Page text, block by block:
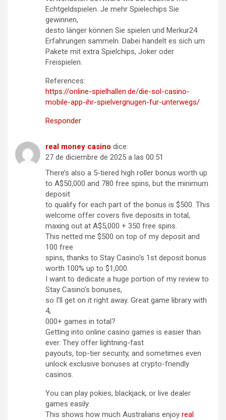
Echtgeldspielen. Je mehr Spielechips Sie
gewinnen,
desto länger können Sie spielen und Merkur24
Erfahrungen sammeln. Dabei handelt es sich um
Pakete mit extra Spielchips, Joker oder
Freispielen.
References:
https://online-spielhallen.de/die-sol-casino-
mobile-app-ihr-spielvergnugen-fur-unterwegs/
Responder
real money casino dice:
27 de diciembre de 2025 a las 00:51
There’s also a 5-tiered high roller bonus worth up
to A$50,000 and 780 free spins, but the minimum
deposit
to qualify for each part of the bonus is $500. This
welcome offer covers five deposits in total,
maxing out at A$5,000 + 350 free spins.
This netted me $500 on top of my deposit and
100 free
spins, thanks to Stay Casino’s 1st deposit bonus
worth 100% up to $1,000.
I want to dedicate a huge portion of my review to
Stay Casino’s bonuses,
so I’ll get on it right away. Great game library with
4,
000+ games in total?
Getting into online casino games is easier than
ever. They offer lightning-fast
payouts, top-tier security, and sometimes even
unlock exclusive bonuses at crypto-friendly
casinos.
You can play pokies, blackjack, or live dealer
games easily.
This shows how much Australians enjoy real